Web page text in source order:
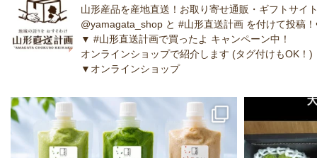
山形産品を産地直送！お取り寄せ通販・ギフトサイ
@yamagata_shop と #山形直送計画 を付けて投稿
▼ #山形直送計画で買ったよ キャンペーン中！
オンラインショップで紹介します (タグ付けもOK！)
▼オンラインショップ